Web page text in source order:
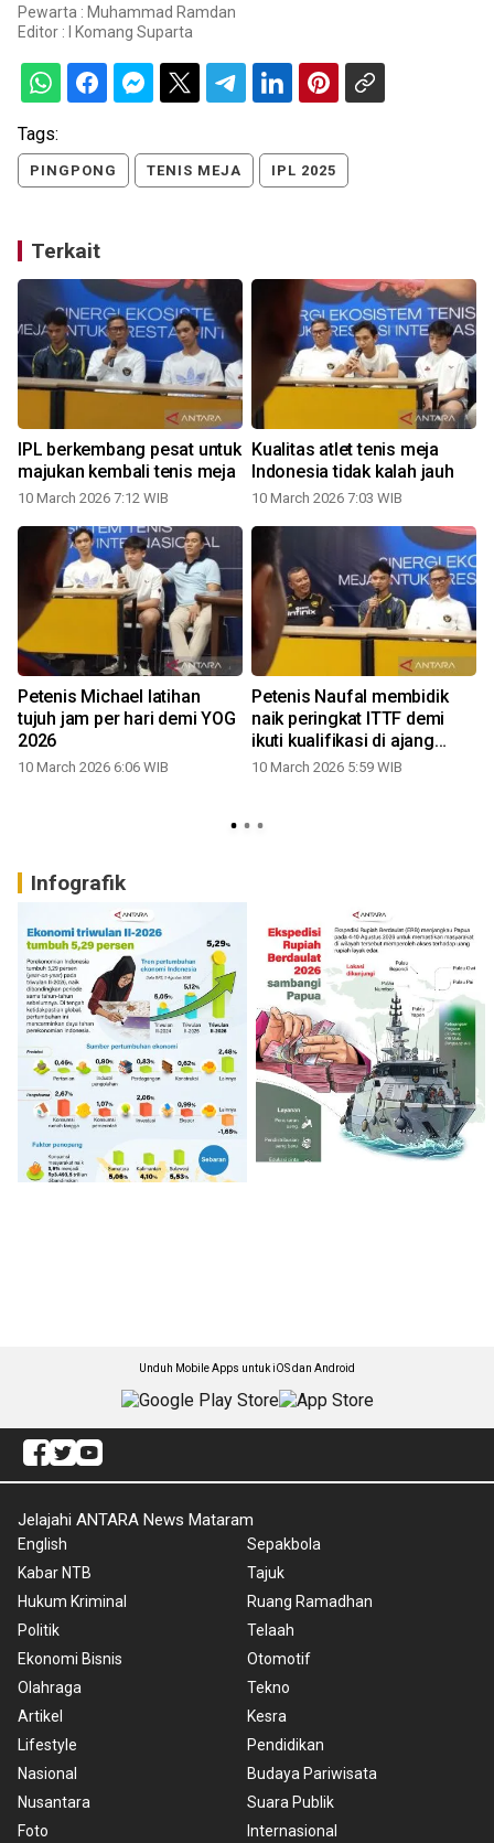
Pewarta : Muhammad Ramdan
Editor :
I Komang Suparta
Tags:
PINGPONG TENIS MEJA IPL 2025
Terkait
IPL berkembang pesat untuk
majukan kembali tenis meja
10 March 2026 7:12 WIB
Kualitas atlet tenis meja
Indonesia tidak kalah jauh
10 March 2026 7:03 WIB
Petenis Michael latihan
tujuh jam per hari demi YOG
2026
10 March 2026 6:06 WIB
Petenis Naufal membidik
naik peringkat ITTF demi
ikuti kualifikasi di ajang
besar
10 March 2026 5:59 WIB
Infografik
Unduh Mobile Apps untuk iOS dan Android
Jelajahi ANTARA News Mataram
English
Kabar NTB
Hukum Kriminal
Politik
Ekonomi Bisnis
Olahraga
Artikel
Lifestyle
Nasional
Nusantara
Foto
Sepakbola
Tajuk
Ruang Ramadhan
Telaah
Otomotif
Tekno
Kesra
Pendidikan
Budaya Pariwisata
Suara Publik
Internasional